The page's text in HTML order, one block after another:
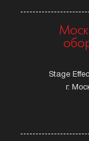
Stage
г.